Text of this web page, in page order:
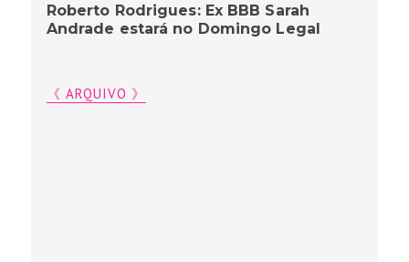
Roberto Rodrigues: Ex BBB Sarah
Andrade estará no Domingo Legal
《 ARQUIVO 》